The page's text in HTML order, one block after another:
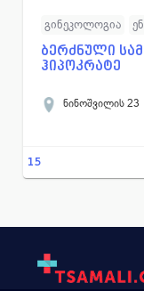
გინეკოლოგია
ტრავმატოლოგია
თერაპია
ბერძნული
ჰიპოკრატე
ნინოშვილის 23
15